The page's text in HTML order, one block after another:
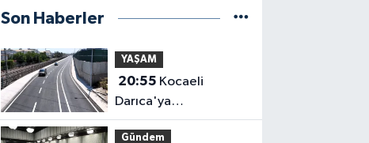
Son Haberler
YAŞAM
20:55
Darıca'ya
Büyükşehir'den
Gündem